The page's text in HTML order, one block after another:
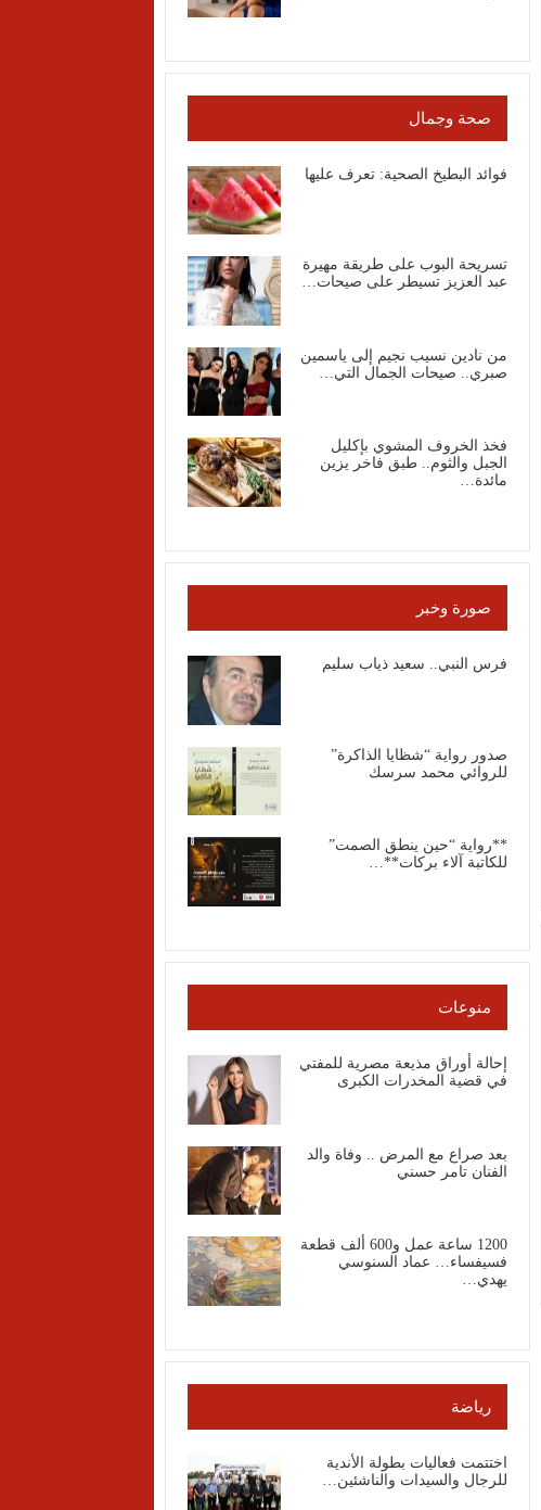
صحة وجمال
فوائد البطيخ الصحية: تعرف عليها
تسريحة البوب على طريقة مهيرة
عبد العزيز تسيطر على صيحات…
من نادين نسيب نجيم إلى ياسمين
صبري.. صيحات الجمال التي…
فخذ الخروف المشوي بإكليل
الجبل والثوم.. طبق فاخر يزين
مائدة…
صورة وخبر
فرس النبي.. سعيد ذياب سليم
صدور رواية “شظايا الذاكرة”
للروائي محمد سرسك
**رواية “حين ينطق الصمت”
للكاتبة آلاء بركات**…
منوعات
إحالة أوراق مذيعة مصرية للمفتي
في قضية المخدرات الكبرى
بعد صراع مع المرض .. وفاة والد
الفنان تامر حسني
1200 ساعة عمل و600 ألف قطعة
فسيفساء… عماد السنوسي
يهدي…
رياضة
اختتمت فعاليات بطولة الأندية
للرجال والسيدات والناشئين…